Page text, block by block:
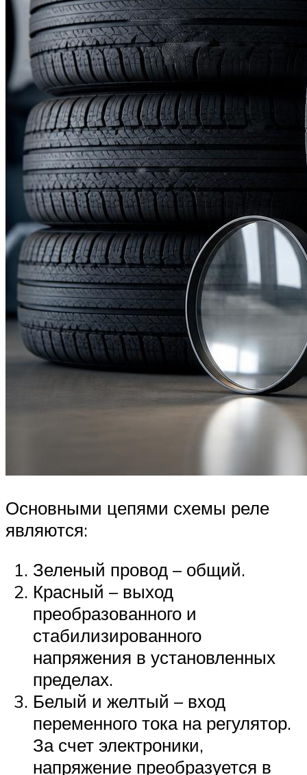
Основными цепями схемы реле
являются:
Зеленый провод – общий.
Красный – выход
преобразованного и
стабилизированного
напряжения в установленных
пределах.
Белый и желтый – вход
переменного тока на регулятор.
За счет электроники,
напряжение преобразуется в